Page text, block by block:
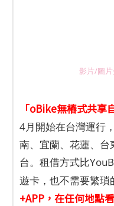
影片/圖
「oBike無樁式共享
4月開始在台灣運行
南、宜蘭、花蓮、台
台。租借方式比
遊卡，也不需要繁瑣
+APP，在任何地點